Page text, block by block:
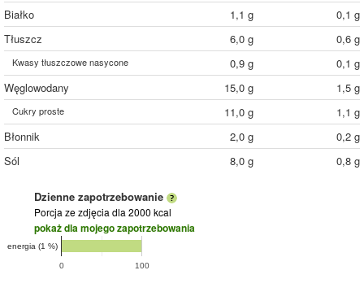
Białko
1,1 g
0,1 g
Tłuszcz
6,0 g 0,6 g
Kwasy tłuszczowe nasycone 0,9 g
0,1 g
Węglowodany
15,0 g 1,5 g
Cukry proste 11,0 g
1,1 g
Błonnik
2,0 g
0,2 g
Sól
8,0 g 0,8 g
Dzienne zapotrzebowanie
Porcja ze zdjęcia dla 2000 kcal
pokaż dla mojego zapotrzebowania
0 100
energia (1 %)